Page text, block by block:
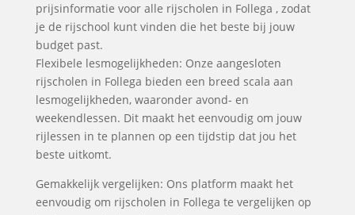
prijsinformatie voor alle rijscholen in Follega , zodat
je de rijschool kunt vinden die het beste bij jouw
budget past.
Flexibele lesmogelijkheden: Onze aangesloten
rijscholen in Follega bieden een breed scala aan
lesmogelijkheden, waaronder avond- en
weekendlessen. Dit maakt het eenvoudig om jouw
rijlessen in te plannen op een tijdstip dat jou het
beste uitkomt.
Gemakkelijk vergelijken: Ons platform maakt het
eenvoudig om rijscholen in Follega te vergelijken op